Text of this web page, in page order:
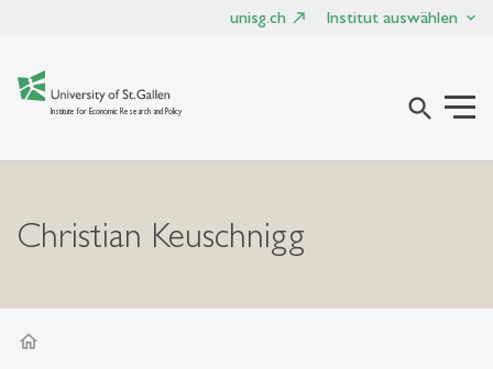
unisg.ch Institut auswählen
Institute for Economic Research and Policy search
Christian Keuschnigg
home